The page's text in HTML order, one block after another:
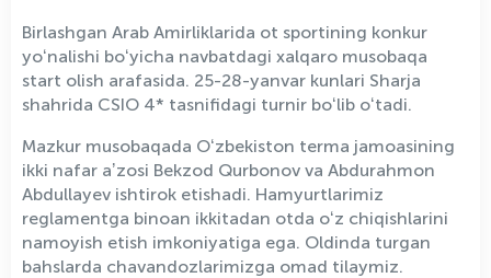
Birlashgan Arab Amirliklarida ot sportining konkur
yoʻnalishi boʻyicha navbatdagi xalqaro musobaqa
start olish arafasida. 25-28-yanvar kunlari Sharja
shahrida CSIO 4* tasnifidagi turnir boʻlib oʻtadi.
Mazkur musobaqada Oʻzbekiston terma jamoasining
ikki nafar aʼzosi Bekzod Qurbonov va Abdurahmon
Abdullayev ishtirok etishadi. Hamyurtlarimiz
reglamentga binoan ikkitadan otda oʻz chiqishlarini
namoyish etish imkoniyatiga ega. Oldinda turgan
bahslarda chavandozlarimizga omad tilaymiz.